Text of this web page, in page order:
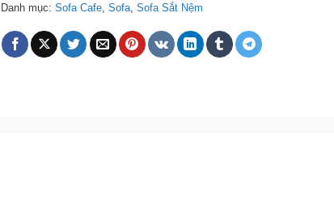
Danh mục: Sofa Cafe, Sofa, Sofa Sắt Nệm